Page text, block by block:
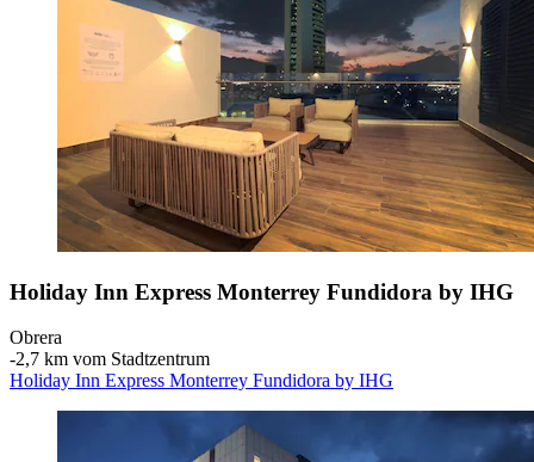
Holiday Inn Express Monterrey Fundidora by IHG
Obrera
‐2,7 km vom Stadtzentrum
Holiday Inn Express Monterrey Fundidora by IHG